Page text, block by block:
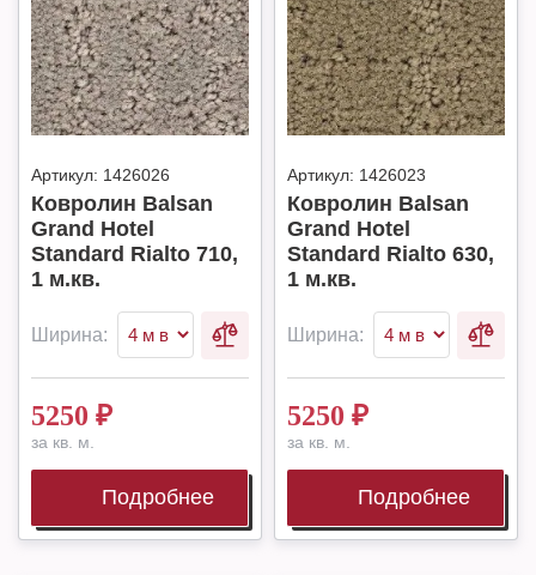
Артикул: 1426026
Ковролин Balsan
Grand Hotel
Standard Rialto 710,
1 м.кв.
Ширина:
5250 ₽
за кв. м.
Подробнее
Артикул: 1426023
Ковролин Balsan
Grand Hotel
Standard Rialto 630,
1 м.кв.
Ширина:
5250 ₽
за кв. м.
Подробнее